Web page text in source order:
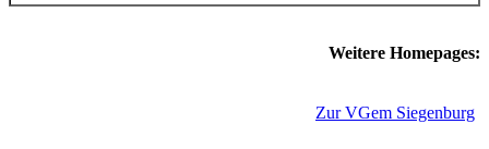
Weitere Homepages:
Zur VGem Siegenburg